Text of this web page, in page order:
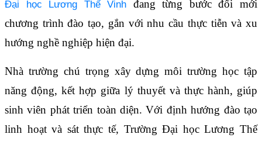
Đại học Lương Thế Vinh đang từng bước đổi mới
chương trình đào tạo, gắn với nhu cầu thực tiễn và xu
hướng nghề nghiệp hiện đại.
Nhà trường chú trọng xây dựng môi trường học tập
năng động, kết hợp giữa lý thuyết và thực hành, giúp
sinh viên phát triển toàn diện. Với định hướng đào tạo
linh hoạt và sát thực tế, Trường Đại học Lương Thế